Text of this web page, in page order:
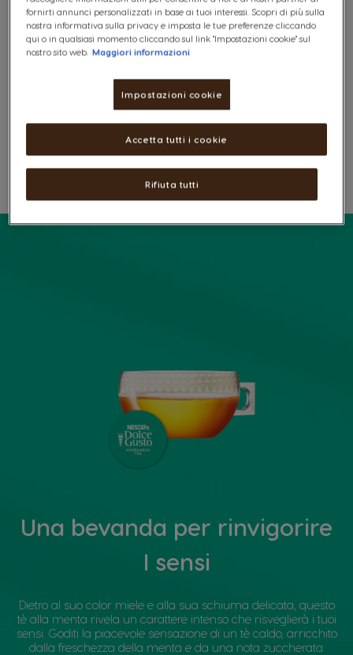
5,89 €
Lista Dei Desideri
Lista Desideri
Una bevanda per rinvigorire
I sensi
Dietro al suo color miele e alla sua schiuma delicata, questo
tè alla menta rivela un carattere intenso che risveglierà i tuoi
sensi. Goditi la piacevole sensazione di un tè caldo, arricchito
dalla freschezza della menta e da una nota zuccherata.
fornirti annunci personalizzati in base ai tuoi interessi. Scopri di più sulla
nostra informativa sulla privacy e imposta le tue preferenze cliccando
qui o in qualsiasi momento cliccando sul link "Impostazioni cookie" sul
nostro sito web. Maggiori informazioni
Impostazioni cookie
Rifiuta tutti
Accetta tutti i cookie